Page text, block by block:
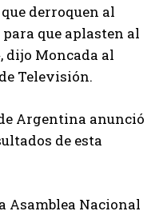
derroquen al
que aplasten al
dijo Moncada al
Televisión.
Argentina anunció
de esta
Asamblea Nacional